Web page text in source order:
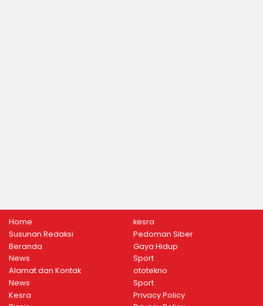
Home
Susunan Redaksi
Beranda
News
Alamat dan Kontak
News
Kesra
kesra
Pedoman Siber
Gaya Hidup
Sport
ototekno
Sport
Privacy Policy